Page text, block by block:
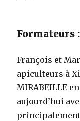
Formateurs :
François et
apiculteurs à
MIRABEILLE
aujourd’hui
principalement